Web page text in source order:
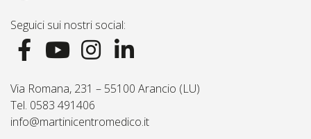
Seguici sui nostri social:
Via Romana, 231 – 55100 Arancio (LU)
Tel. 0583 491406
info@martinicentromedico.it